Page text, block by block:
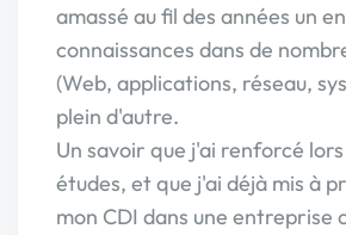
amassé au fil des années un
connaissances dans de
(Web, applications, réseau,
plein d'autre.
Un savoir que j'ai renforcé
études, et que j'ai déjà mis à
mon CDI dans une entreprise